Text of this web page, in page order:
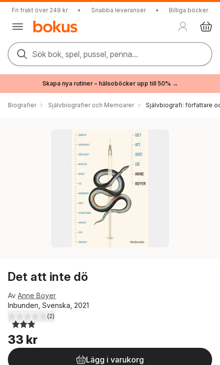
Fri frakt över 249 kr • Snabba leveranser • Billiga böcker
Sök bok, spel, pussel, penna...
Skapa nya rutiner – hälsoböcker upp till 50% →
Biografier Självbiografier och Memoarer Självbiografi: författare
Det att inte dö
Av Anne Boyer
Inbunden, Svenska, 2021
3,0utav 5 stjärnor. Totalt antal röster:
(2)
33 kr
Lägg i varukorg